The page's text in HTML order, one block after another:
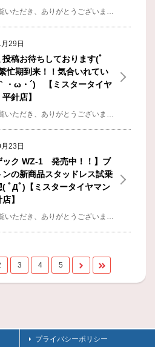
いつもご覧いただき、ありがとうございます！ 平針店 店長の金澤です(ﾟДﾟ)ﾉ 今年も毎月１回更新を目標にブログを頑張りました…。しかし、スタートからやってしまいましたね…ｗ2月からスタートだったなんて…大失態…(;´･ω･)来年こそはちゃんと最低１か月１回更新を達成するぞ！！(; ･`д･´)ちなみに今ってブログってまだ皆さんもやってたりするんですかねー？！推しのブログとかは見たりするんですが…。個人ブログって一時期めっちゃ流行ってた気がするんだけど…。でも最近はＳＮＳがあるから、やってない人多いのかなー？！と、ふと気になりました(;^ω^)あとは毎年の事なのですが、やっぱり名古屋（当店のある場所付近は）《雪が降らねぇぇぇぇ！！！！》今年は秋から急に気温が寒くなって、一瞬だけ今年は寒くて雪降るか？！と、ワクワクしたのですが、結局暖かくなったり…今更になって寒くなりつつあったり…うまくいかないですねぇ～(;´･ω･)もうすぐ今年が終わる 冬物語ちなみに毎年このブログを書いていると、「あー今年ももう終わりだなぁ…」と、実感します…ｗそして今年はもうライブもないので、大人しく年末は、大掃除やら…をして過ごそう…。また、来年もたくさんラ...
29日
投稿お待ちしております(ﾟ
忙期到来！！気合いれてい
・ω・´)ゞ【ミスタータイヤ
針店】
いつもご覧いただき、ありがとうございます！ 平針店 店長の金澤です(ﾟДﾟ)ﾉ前回の体験試乗会レビューのブログ見ていただけましたか？！もしまだ見ていない方や、スタッドレスタイヤの購入をお考えの方は、是非見て参考にしてもらえると嬉しいです(*´ω｀)タイトルにも書きましたが…もうすぐ12月ですね…やはりタイヤ屋としてはこの11月と12月がいわゆる繁忙期にあたりまして日々慌ただしく動いております( ﾟДﾟ)加速する時代 駆け抜けて行こうあとは繁忙期なので、ある意味、成長できるタイミング成長を実感できるタイミングかなと自分なりに思ってたりします！色々とイレギュラーな事や、時間がない中での作業や、接客などホントに色んな体験が増える時期ですね(ﾟдﾟ)！気に留めないさ ちっぽけなTroubleむしろ Tasting今年はそこそこ暖かい気温だったのに急に寒いと感じる気温になったので、若干ですが、スタッドレスタイヤの動きが早いような気がする…特に問い合わせと見積もりの来店は多い印象ですね！なので、スタッドレスタイヤを購入検討の方やいつもから当店で脱着や、購入してくれるお客様も普段よりも余裕をもって、早めにお問い合わせもらえると嬉しいです！！あ...
23日
ック WZ-1 発売中！！】ブ
ンの新商品スタッドレス試乗
( ﾟДﾟ)【ミスタータイヤマン
】
いつもご覧いただき、ありがとうございます！ 平針店 店長の金澤です(ﾟДﾟ)ﾉ先日ブリヂストン主催の、スタッドレスタイヤの体験試乗会に参加させてもらいました！今回はその感想を書いていこうかな～と思います。乗ったのは、ブリヂストン含め3社のスタッドレスタイヤを試乗しました。まず、全体的にスタッドレスの性能の高さを感じました。こういう試乗会は定期的に参加させていただいてるのですが、以前より、３社の性能の差が少なくなってきたと感じました。どれかが悪いとかではなく、体感での順位こそあるものの、明確な差が付けづらくなってきました。その中でもやはり、ブリヂストンのブリザック ＷＺ－１が一番氷上性能、通常路面での走行性能は高いかなと感じました。他の２社に比べて、性能が優れているなと思ったのは以下の点です。①滑った後の挙動がコントロールしやすいスタッドレスタイヤと言っても、グリップの限界を超えれば滑るのは当たり前ですが…、その滑った後の立て直しがかなりクイックに感じました。早く食いつきが戻るので、運転が上手になったと思っちゃうくらいの感触でした…(´ﾟдﾟ｀)②もうすぐ滑りそう…となってからもまだ余裕があるこれは…書...
3 4 5
プライバシーポリシー